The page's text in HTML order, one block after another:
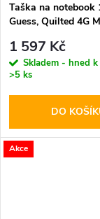
Taška na notebook
Guess, Quilted 4G
1 597 Kč
Skladem - hned k
>5 ks
DO
Akce